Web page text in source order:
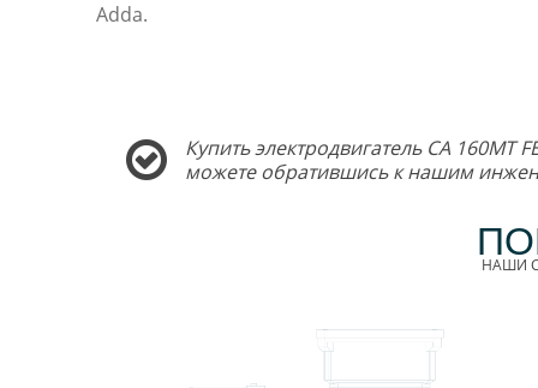
Adda.
Купить электродвигатель CA
можете обратившись к нашим
НАШИ